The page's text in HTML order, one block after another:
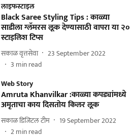
लाइफस्टाइल
Black Saree Styling Tips : काळ्या
साडीला ग्लॅमरस लूक देण्यासाठी वापरा या २०
स्टाइलिश टिप्स
सकाळ वृत्तसेवा
23 September 2022
3 min read
Web Story
Amruta Khanvilkar :काळ्या कपड्यांमध्ये
अमृताचा काय दिसतोय किलर लूक
सकाळ डिजिटल टीम
19 September 2022
2min read